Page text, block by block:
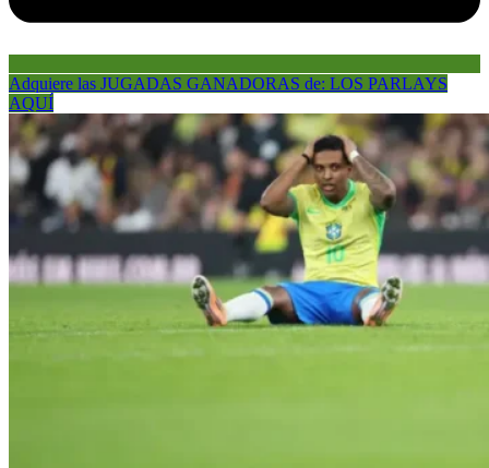
Adquiere las JUGADAS GANADORAS de: LOS PARLAYS
AQUÍ